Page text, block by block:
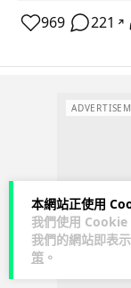
本網站正使用
我們使用 Cookie
我們的網站即表
策 。
969 221 ↗